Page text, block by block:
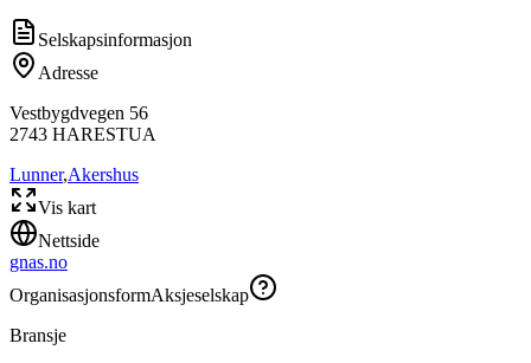
Selskapsinformasjon
Adresse
Vestbygdvegen 56
2743 HARESTUA
Lunner,Akershus
Vis kart
Nettside
gnas.no
OrganisasjonsformAksjeselskap
Bransje